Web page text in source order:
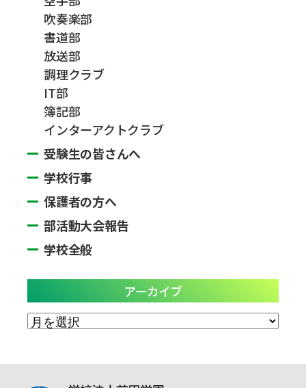
吹奏楽部
書道部
放送部
調理クラブ
IT部
簿記部
インターアクトクラブ
受験生の皆さんへ
学校行事
保護者の方へ
部活動大会報告
学校全般
アーカイブ
ア